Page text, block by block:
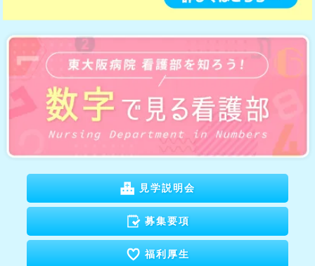
見学説明会
募集要項
福利厚生